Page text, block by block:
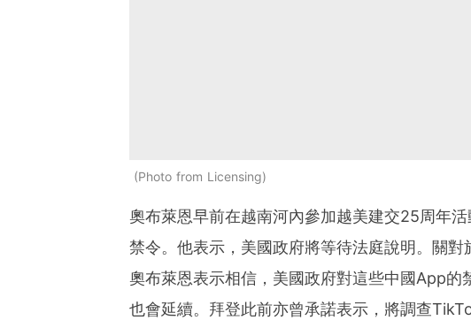
Photo from Licensing
奧布萊恩早前在越南河內參加越美建交25周年
禁令。他表示，美國政府將等待法庭說明。關對
奧布萊恩表示相信，美國政府對這些中國App
也會延續。拜登此前亦曾承諾表示，將調查